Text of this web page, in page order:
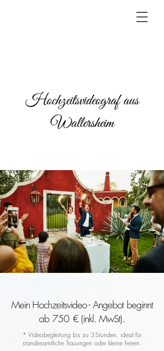
Hochzeitsvideograf aus
Wallersheim
Mein Hochzeitsvideo - Angebot beginnt
ab 750 € (inkl. MwSt).
* Videobegleitung bis zu 3 Stunden, ideal für
standesamtliche Trauungen oder kleine Feiern.